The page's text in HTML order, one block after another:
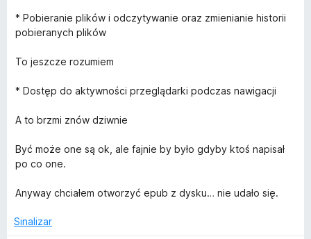
d
e
e
m
d
5
* Pobieranie plików i odczytywanie oraz zmienianie historii
pobieranych plików
To jeszcze rozumiem
* Dostęp do aktywności przeglądarki podczas nawigacji
A to brzmi znów dziwnie
Być może one są ok, ale fajnie by było gdyby ktoś napisał
po co one.
Anyway chciałem otworzyć epub z dysku… nie udało się.
Sinalizar